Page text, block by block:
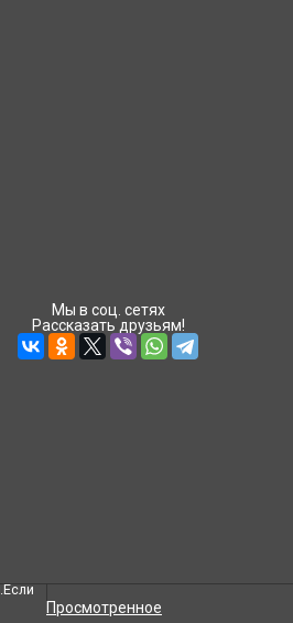
Мы в соц. сетях
Рассказать друзьям!
.Если
Просмотренное